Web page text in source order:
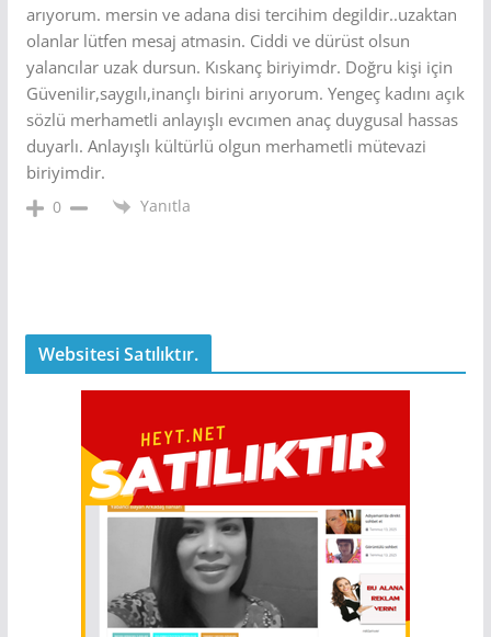
arıyorum. mersin ve adana disi tercihim degildir..uzaktan
olanlar lütfen mesaj atmasin. Ciddi ve dürüst olsun
yalancılar uzak dursun. Kıskanç biriyimdr. Doğru kişi için
Güvenilir,saygılı,inançlı birini arıyorum. Yengeç kadını açık
sözlü merhametli anlayışlı evcımen anaç duygusal hassas
duyarlı. Anlayışlı kültürlü olgun merhametli mütevazi
biriyimdir.
0 Yanıtla
Websitesi Satılıktır.